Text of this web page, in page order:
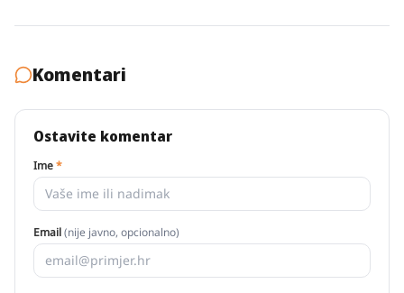
Komentari
Ostavite komentar
Ime*
Email(nije javno, opcionalno)